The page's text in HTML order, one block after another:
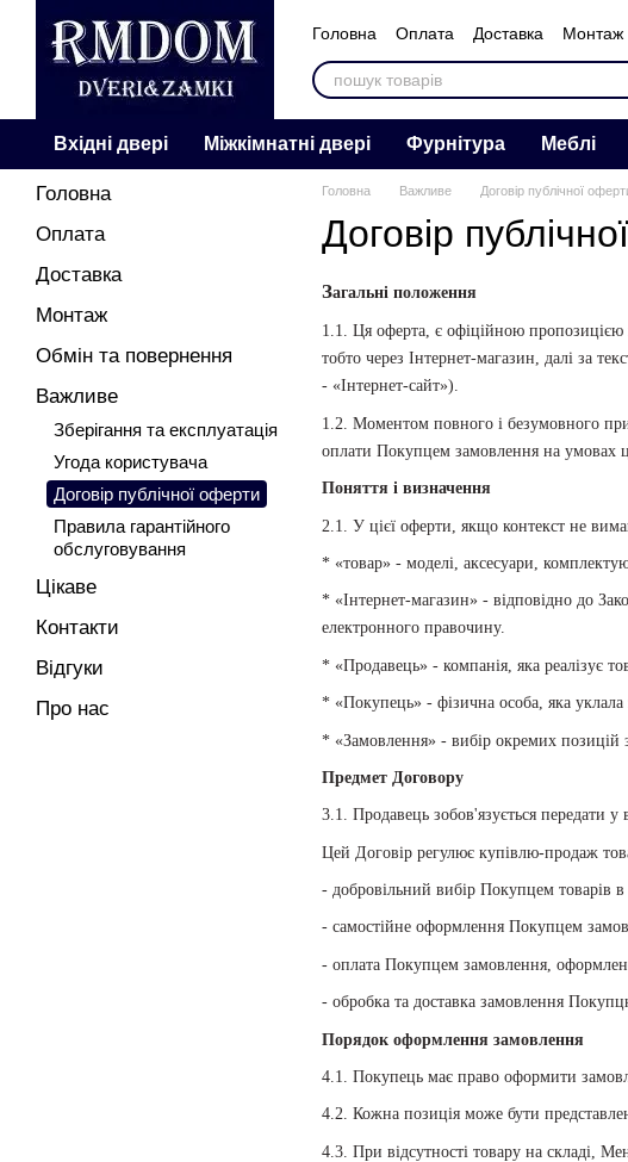
Перейти к основному контенту
Головна Оплата Доставка Монтаж
Контакти
Відгуки Про нас
Вхідні двері Міжкімнатні двері Фурнітура Меблі
Головна Важливе Договір публічної
Договір
Загальні положення
1.1. Ця оферта, є офіційною пропозицією
тобто через Інтернет-магазин, далі за
- «Інтернет-сайт»).
1.2. Моментом повного і безумовного
оплати Покупцем замовлення на умовах
Поняття і визначення
2.1. У цієї оферти, якщо контекст не
* «товар» - моделі, аксесуари,
* «Інтернет-магазин» - відповідно до
електронного правочину.
* «Продавець» - компанія, яка реалізує
* «Покупець» - фізична особа, яка
* «Замовлення» - вибір окремих позицій
Предмет Договору
3.1. Продавець зобов'язується передати
Цей Договір регулює купівлю-продаж
- добровільний вибір Покупцем товарів в
- самостійне оформлення Покупцем
- оплата Покупцем замовлення,
- обробка та доставка замовлення
Порядок оформлення замовлення
4.1. Покупець має право оформити
4.2. Кожна позиція може бути
4.3. При відсутності товару на складі,
Головна
Оплата
Доставка
Монтаж
Обмін та повернення
Важливе
Зберігання та експлуатація
Угода користувача
Договір публічної оферти
Правила гарантійного
обслуговування
Цікаве
Контакти
Відгуки
Про нас